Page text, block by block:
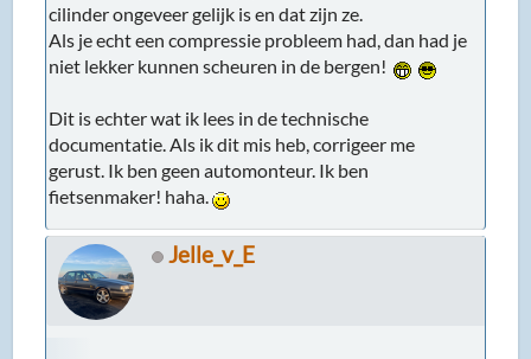
cilinder ongeveer gelijk is en dat zijn ze.
Als je echt een compressie probleem had, dan had je
niet lekker kunnen scheuren in de bergen!
Dit is echter wat ik lees in de technische
documentatie. Als ik dit mis heb, corrigeer me
gerust. Ik ben geen automonteur. Ik ben
fietsenmaker! haha.
Jelle_v_E